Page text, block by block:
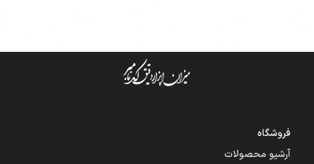
فروشگاه
آرشیو محصولات